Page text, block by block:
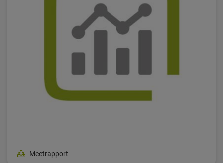
Meetrapport